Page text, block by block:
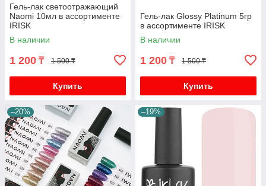
Гель-лак светоотражающий
Naomi 10мл в ассортименте
IRISK
В наличии
1 200 ₸ 1 500 ₸
Купить
Гель-лак Glossy Platinum 5гр
в ассортименте IRISK
В наличии
1 200 ₸ 1 500 ₸
Купить
–20% –19%